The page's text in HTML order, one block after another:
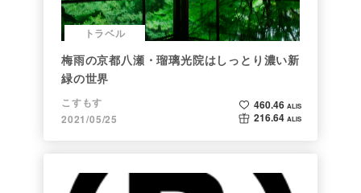
トラベル
梅雨の京都八瀬・瑠璃光院はしっとり濃い新
緑の世界
こすもす
2021/05/25
460.46 ALIS
216.64 ALIS